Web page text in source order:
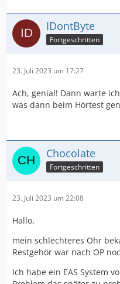
IDontByte
Fortgeschritten
23. Juli 2023 um 17:27
Ach, genial! Dann warte
was dann beim Hörtest
Chocolate
Fortgeschritten
23. Juli 2023 um 22:08
Hallo,
mein schlechteres Ohr
Restgehör war nach OP
Ich habe ein EAS System